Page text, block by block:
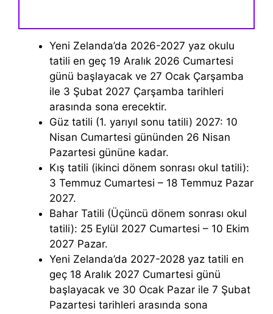
Yeni Zelanda’da 2026-2027 yaz okulu
tatili en geç 19 Aralık 2026 Cumartesi
günü başlayacak ve 27 Ocak Çarşamba
ile 3 Şubat 2027 Çarşamba tarihleri ​​
arasında sona erecektir.
Güz tatili (1. yarıyıl sonu tatili) 2027: 10
Nisan Cumartesi gününden 26 Nisan
Pazartesi gününe kadar.
Kış tatili (ikinci dönem sonrası okul tatili):
3 Temmuz Cumartesi – 18 Temmuz Pazar
2027.
Bahar Tatili (Üçüncü dönem sonrası okul
tatili): 25 Eylül 2027 Cumartesi – 10 Ekim
2027 Pazar.
Yeni Zelanda’da 2027-2028 yaz tatili en
geç 18 Aralık 2027 Cumartesi günü
başlayacak ve 30 Ocak Pazar ile 7 Şubat
Pazartesi tarihleri ​​arasında sona